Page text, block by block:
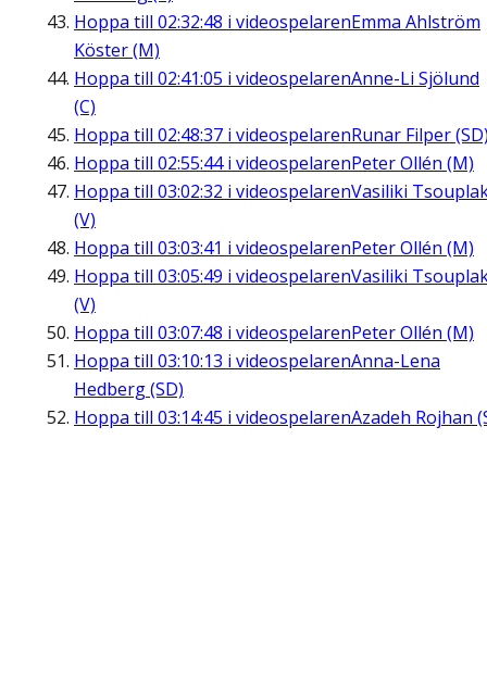
Hoppa till 02:32:48 i videospelarenEmma Ahlström
Köster (M)
Hoppa till 02:41:05 i videospelarenAnne-Li Sjölund
(C)
Hoppa till 02:48:37 i videospelarenRunar Filper
Hoppa till 02:55:44i videospelarenPeter Ollén (M)
Hoppa till 03:02:32 i videospelarenVasiliki
(V)
Hoppa till 03:03:41 i videospelarenPeter Ollén (M)
Hoppa till 03:05:49 i videospelarenVasiliki
(V)
Hoppa till 03:07:48 i videospelarenPeter Ollén (M)
Hoppa till 03:10:13 i videospelarenAnna-Lena
Hedberg (SD)
Hoppa till 03:14:45 i videospelarenAzadeh Rojhan